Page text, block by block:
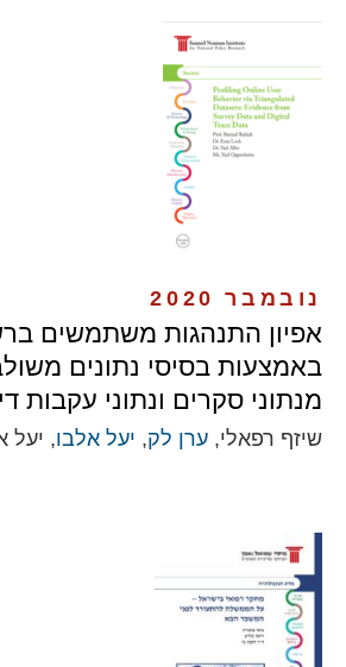
נובמבר 2020
אפיון התנהגות משתמשים
באמצעות בסיסי נתונים
מנתוני סקרים ונתוני עקבות
שיזף רפאלי, ערן לק, יעל אלבו, יעל